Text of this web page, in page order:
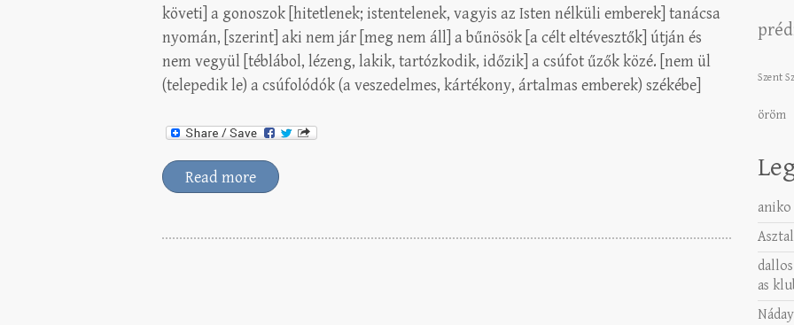
követi] a gonoszok [hitetlenek; istentelenek, vagyis az Isten nélküli emberek] tanácsa
nyomán, [szerint] aki nem jár [meg nem áll] a bűnösök [a célt eltévesztők] útján és
nem vegyül [téblábol, lézeng, lakik, tartózkodik, időzik] a csúfot űzők közé. [nem ül
(telepedik le) a csúfolódók (a veszedelmes, kártékony, ártalmas emberek) székébe]
Read more
Szent
öröm
aniko
as